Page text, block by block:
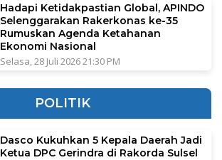
Hadapi Ketidakpastian Global, APINDO
Selenggarakan Rakerkonas ke-35
Rumuskan Agenda Ketahanan
Ekonomi Nasional
Selasa, 28 Juli 2026 21:30 PM
POLITIK
Dasco Kukuhkan 5 Kepala Daerah Jadi
Ketua DPC Gerindra di Rakorda Sulsel